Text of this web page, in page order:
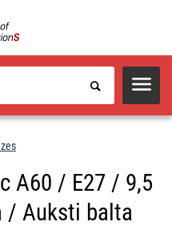
A60 / E27 / 9,5
/ Auksti balta